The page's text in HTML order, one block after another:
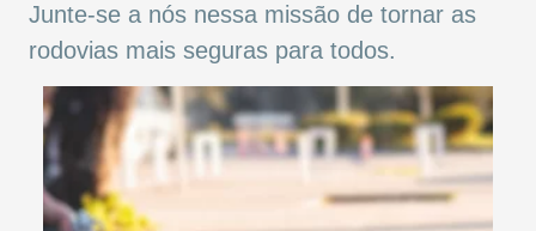
Junte-se a nós nessa missão de tornar as
rodovias mais seguras para todos.